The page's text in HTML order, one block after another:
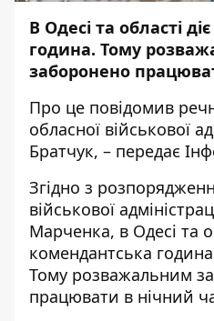
В Одесі та області
година. Тому
заборонено
Про це повідомив
обласної військової
Братчук, – передає
Згідно з
військової
Марченка, в Одесі та
комендантська година
Тому розважальним
працювати в нічний